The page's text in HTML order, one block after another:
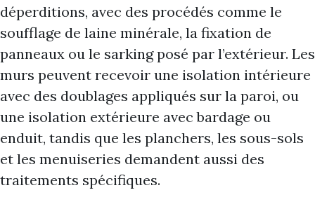
déperditions, avec des procédés comme le
soufflage de laine minérale, la fixation de
panneaux ou le sarking posé par l’extérieur. Les
murs peuvent recevoir une isolation intérieure
avec des doublages appliqués sur la paroi, ou
une isolation extérieure avec bardage ou
enduit, tandis que les planchers, les sous-sols
et les menuiseries demandent aussi des
traitements spécifiques.